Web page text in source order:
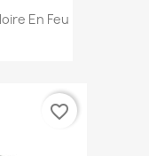
En Feu
favorite_border